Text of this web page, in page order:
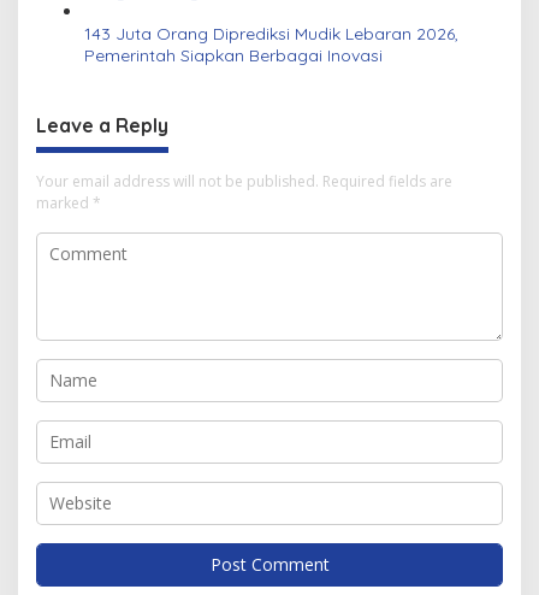
143 Juta Orang Diprediksi Mudik Lebaran 2026,
Pemerintah Siapkan Berbagai Inovasi
Leave a Reply
Your email address will not be published. Required fields are
marked *